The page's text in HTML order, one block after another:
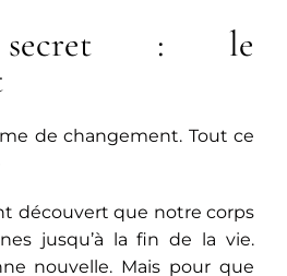
secret : le
de changement. Tout ce
découvert que notre corps
jusqu’à la fin de la vie.
nouvelle. Mais pour que